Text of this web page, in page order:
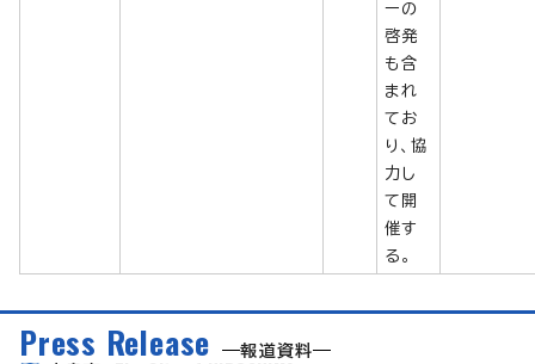
ーの
啓発
も含
まれ
てお
り、協
力し
て開
催す
る。
Press Release
報道資料